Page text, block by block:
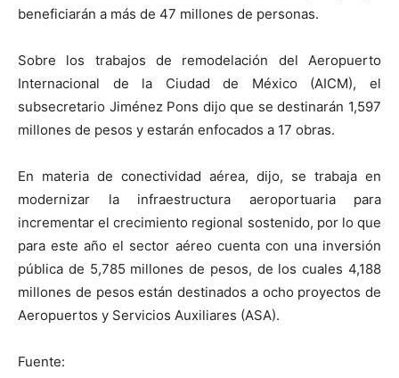
beneficiarán a más de 47 millones de personas.
Sobre los trabajos de remodelación del Aeropuerto
Internacional de la Ciudad de México (AICM), el
subsecretario Jiménez Pons dijo que se destinarán 1,597
millones de pesos y estarán enfocados a 17 obras.
En materia de conectividad aérea, dijo, se trabaja en
modernizar la infraestructura aeroportuaria para
incrementar el crecimiento regional sostenido, por lo que
para este año el sector aéreo cuenta con una inversión
pública de 5,785 millones de pesos, de los cuales 4,188
millones de pesos están destinados a ocho proyectos de
Aeropuertos y Servicios Auxiliares (ASA).
Fuente: